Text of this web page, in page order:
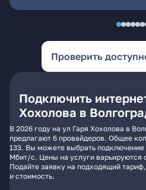
Проверить
Подключить
Хохолова в
В 2026 году на ул Гаря Хохолова в
предлагают 6 провайдеров. Общее
133. Вы можете выбрать подключение
Мбит/с. Цены на услуги варьируются
Подайте заявку на подходящий
и стоимость.